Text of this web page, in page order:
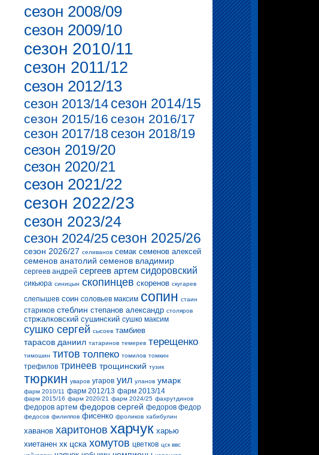
сезон 2008/09
сезон 2009/10
сезон 2010/11
сезон 2011/12
сезон 2012/13
сезон 2013/14 сезон 2014/15
сезон 2015/16 сезон 2016/17
сезон 2017/18 сезон 2018/19
сезон 2019/20
сезон 2020/21
сезон 2021/22
сезон 2022/23
сезон 2023/24
сезон 2024/25 сезон 2025/26
сезон 2026/27 селиванов семак семенов алексей
семенов анатолий семенов владимир
сергеев андрей сергеев артем сидоровский
сикьюра синицын скопинцев скоренов скугарев
слепышев соин соловьев максим сопин стаин
стариков стеблин степанов александр столяров
стржалковский сушинский сушко максим
сушко сергей сысоев тамбиев
тарасов даниил татаринов темерев терещенко
тимошин титов толпеко томилов томкин
трефилов тринеев трощинский тузик
тюркин уваров угаров уил уланов умарк
фарм 2010/11 фарм 2012/13 фарм 2013/14
фарм 2015/16 фарм 2020/21 фарм 2024/25 фахрутдинов
федоров артем федоров сергей федоров федор
федосов филиппов фисенко фроликов хабибулин
хаванов харитонов харчук харью
хиетанен хк цска хомутов цветков цск ввс